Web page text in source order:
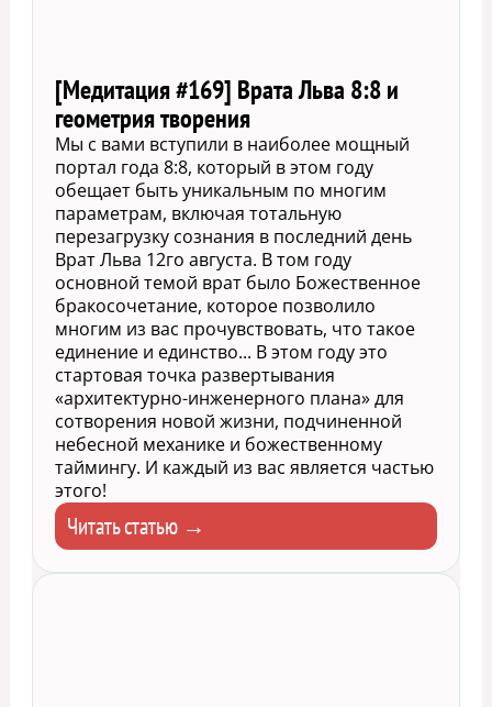
[Медитация #169] Врата Льва 8:8 и
геометрия творения
Мы с вами вступили в наиболее мощный
портал года 8:8, который в этом году
обещает быть уникальным по многим
параметрам, включая тотальную
перезагрузку сознания в последний день
Врат Льва 12го августа. В том году
основной темой врат было Божественное
бракосочетание, которое позволило
многим из вас прочувствовать, что такое
единение и единство... В этом году это
стартовая точка развертывания
«архитектурно-инженерного плана» для
сотворения новой жизни, подчиненной
небесной механике и божественному
таймингу. И каждый из вас является частью
этого!
Читать статью →